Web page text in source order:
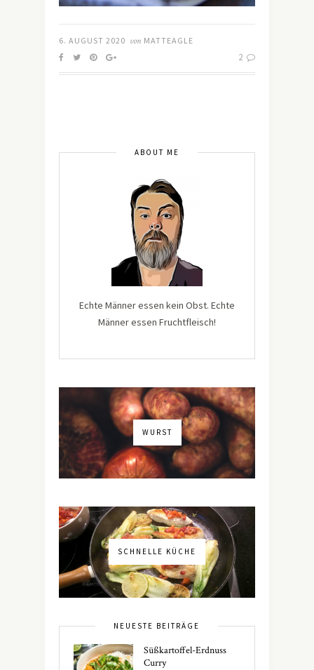
6. AUGUST 2020 von MATTEAGLE
2
ABOUT ME
Echte Männer essen kein Obst. Echte
Männer essen Fruchtfleisch!
WURST
SCHNELLE KÜCHE
NEUESTE BEITRÄGE
Süßkartoffel-Erdnuss
Curry